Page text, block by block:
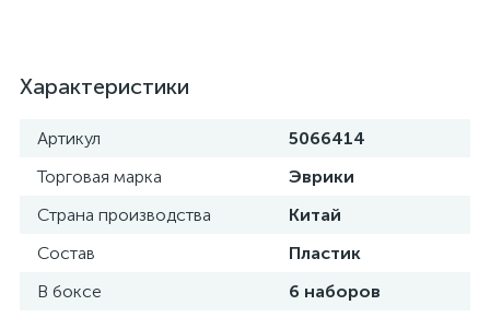
Характеристики
Артикул
5066414
Торговая марка
Эврики
Страна производства
Китай
Состав
Пластик
В боксе
6 наборов